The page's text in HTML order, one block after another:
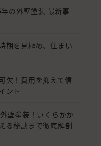
の外壁塗装 最新事
期を見極め、住まい
欠！費用を抑えて信
ント
壁塗装！いくらかか
る秘訣まで徹底解剖